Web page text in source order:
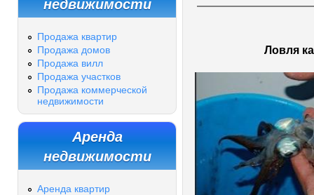
Продажа квартир
Продажа домов
Продажа вилл
Продажа участков
Продажа коммерческой
недвижимости
Аренда
недвижимости
Аренда квартир
Ловля